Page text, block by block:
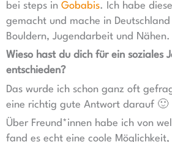
bei steps in Gobabis. Ich habe
gemacht und mache in
Bouldern, Jugendarbeit und Nähen.
Wieso hast du dich für ein soziales
entschieden?
Das wurde ich schon ganz oft
eine richtig gute Antwort darauf 🙂
Über Freund*innen habe ich von
fand es echt eine coole